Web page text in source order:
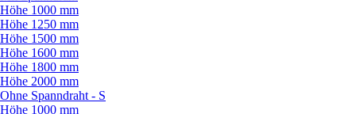
Höhe 1000 mm
Höhe 1250 mm
Höhe 1500 mm
Höhe 1600 mm
Höhe 1800 mm
Höhe 2000 mm
Ohne Spanndraht - S
Höhe 1000 mm